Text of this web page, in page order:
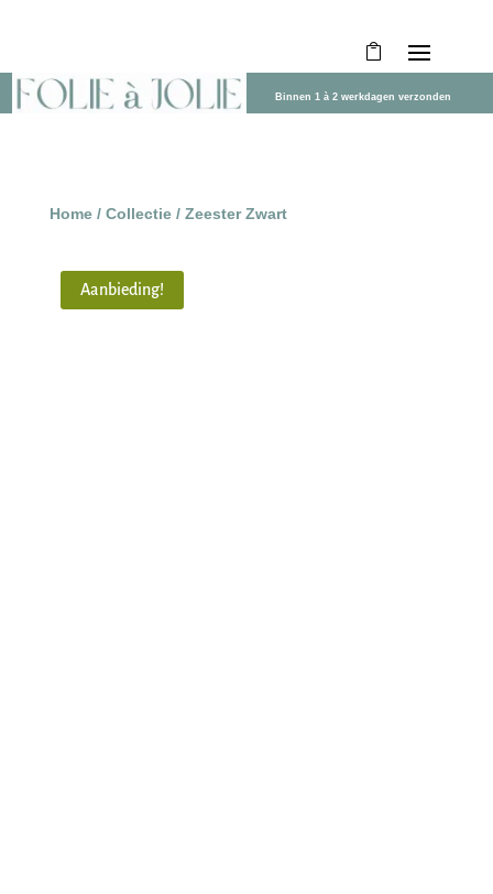
Binnen 1 à 2 werkdagen verzonden
Home/ Collectie/ Zeester Zwart
Aanbieding!